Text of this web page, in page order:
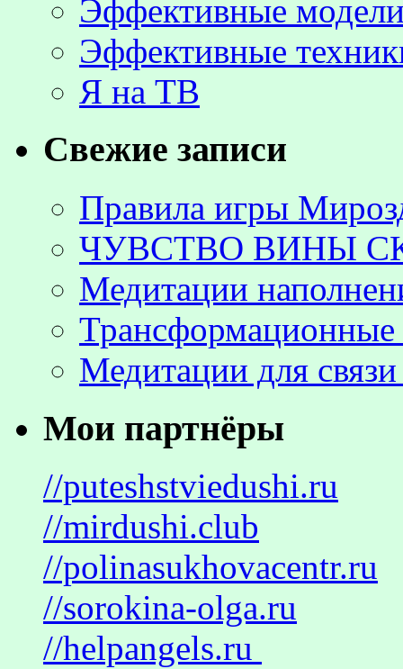
Эффективные
Эффективные
Я на ТВ
Свежие записи
Правила игры
ЧУВСТВО ВИНЫ
Медитации
Трансформационные
Медитации для
Мои партнёры
//puteshstviedushi.ru
//mirdushi.club
//polinasukhovacentr.ru
//sorokina-olga.ru
//helpangels.ru